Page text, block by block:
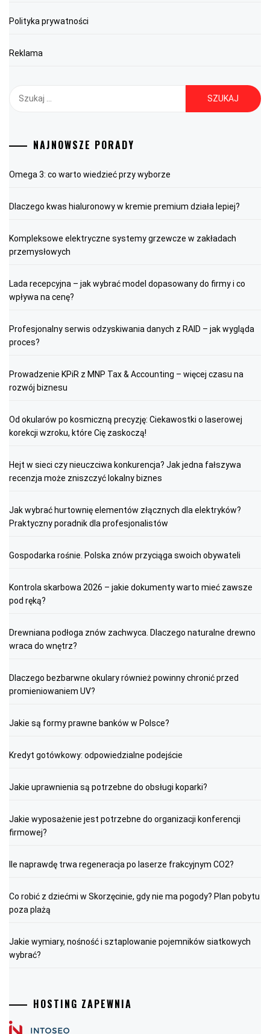
Polityka prywatności
Reklama
NAJNOWSZE PORADY
Omega 3: co warto wiedzieć przy wyborze
Dlaczego kwas hialuronowy w kremie premium działa lepiej?
Kompleksowe elektryczne systemy grzewcze w zakładach
przemysłowych
Lada recepcyjna – jak wybrać model dopasowany do firmy i co
wpływa na cenę?
Profesjonalny serwis odzyskiwania danych z RAID – jak wygląda
proces?
Prowadzenie KPiR z MNP Tax & Accounting – więcej czasu na
rozwój biznesu
Od okularów po kosmiczną precyzję: Ciekawostki o laserowej
korekcji wzroku, które Cię zaskoczą!
Hejt w sieci czy nieuczciwa konkurencja? Jak jedna fałszywa
recenzja może zniszczyć lokalny biznes
Jak wybrać hurtownię elementów złącznych dla elektryków?
Praktyczny poradnik dla profesjonalistów
Gospodarka rośnie. Polska znów przyciąga swoich obywateli
Kontrola skarbowa 2026 – jakie dokumenty warto mieć zawsze
pod ręką?
Drewniana podłoga znów zachwyca. Dlaczego naturalne drewno
wraca do wnętrz?
Dlaczego bezbarwne okulary również powinny chronić przed
promieniowaniem UV?
Jakie są formy prawne banków w Polsce?
Kredyt gotówkowy: odpowiedzialne podejście
Jakie uprawnienia są potrzebne do obsługi koparki?
Jakie wyposażenie jest potrzebne do organizacji konferencji
firmowej?
Ile naprawdę trwa regeneracja po laserze frakcyjnym CO2?
Co robić z dziećmi w Skorzęcinie, gdy nie ma pogody? Plan pobytu
poza plażą
Jakie wymiary, nośność i sztaplowanie pojemników siatkowych
wybrać?
HOSTING ZAPEWNIA